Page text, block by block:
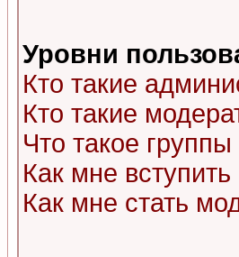
Уровни
Кто такие
Кто такие
Что такое
Как мне вступить
Как мне стать